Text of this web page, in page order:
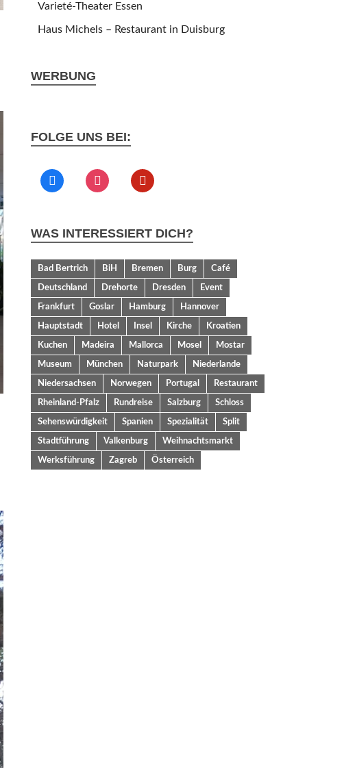
Varieté-Theater Essen
Haus Michels – Restaurant in Duisburg
WERBUNG
FOLGE UNS BEI:
WAS INTERESSIERT DICH?
Bad Bertrich BiH Bremen Burg
Café
Deutschland
Drehorte Dresden
Event
Frankfurt
Goslar Hamburg
Hannover
Hauptstadt
Hotel Insel Kirche
Kroatien
Kuchen
Madeira Mallorca Mosel
Mostar
Museum
München Naturpark
Niederlande
Niedersachsen
Norwegen Portugal
Restaurant
Rheinland-Pfalz
Rundreise Salzburg
Schloss
Sehenswürdigkeit
Spanien Spezialität
Split
Stadtführung
Valkenburg
Weihnachtsmarkt
Werksführung
Zagreb Österreich